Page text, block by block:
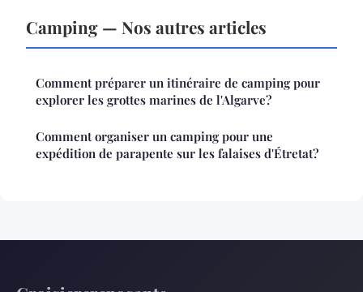
Camping — Nos autres articles
Comment préparer un itinéraire de camping pour
explorer les grottes marines de l'Algarve?
Comment organiser un camping pour une
expédition de parapente sur les falaises d'Étretat?